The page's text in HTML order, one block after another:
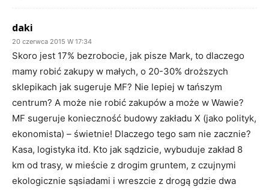
daki
20 czerwca 2015 W 17:34
Skoro jest 17% bezrobocie, jak pisze Mark, to dlaczego
mamy robić zakupy w małych, o 20-30% droższych
sklepikach jak sugeruje MF? Nie lepiej w tańszym
centrum? A może nie robić zakupów a może w Wawie?
MF sugeruje konieczność budowy zakładu X (jako polityk,
ekonomista) – świetnie! Dlaczego tego sam nie zacznie?
Kasa, logistyka itd. Kto jak sądzicie, wybuduje zakład 8
km od trasy, w mieście z drogim gruntem, z czujnymi
ekologicznie sąsiadami i wreszcie z drogą gdzie dwa